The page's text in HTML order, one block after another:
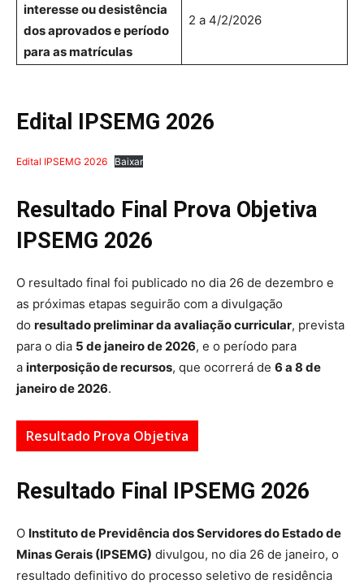
interesse ou desistência
dos aprovados e período
para as matrículas
2 a 4/2/2026
Edital IPSEMG 2026
Edital IPSEMG 2026 Baixar
Resultado Final Prova Objetiva
IPSEMG 2026
O resultado final foi publicado no dia 26 de dezembro e
as próximas etapas seguirão com a divulgação
do resultado preliminar da avaliação curricular, prevista
para o dia 5 de janeiro de 2026, e o período para
a interposição de recursos, que ocorrerá de 6 a 8 de
janeiro de 2026.
Resultado Prova Objetiva
Resultado Final IPSEMG 2026
O Instituto de Previdência dos Servidores do Estado de
Minas Gerais (IPSEMG) divulgou, no dia 26 de janeiro, o
resultado definitivo do processo seletivo de residência